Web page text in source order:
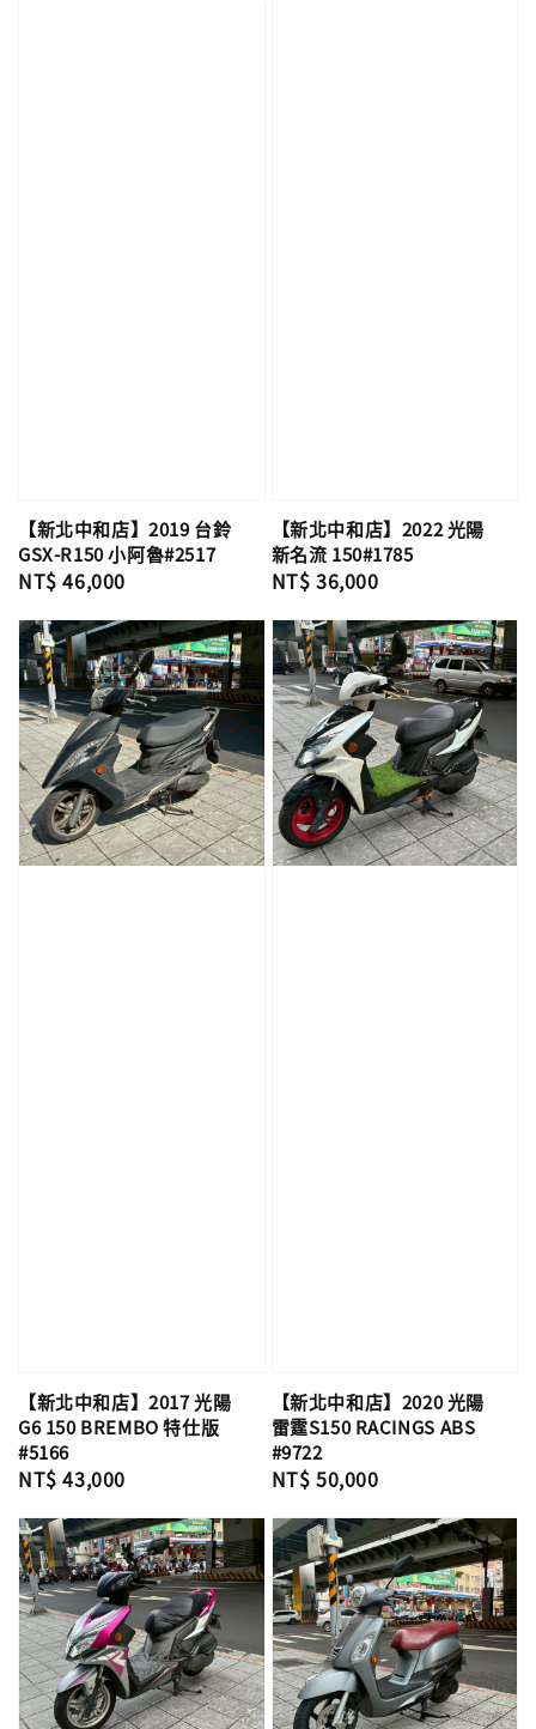
【新北中和店】2019 台鈴
GSX-R150 小阿魯#2517
Regular
NT$ 46,000
【新北中和店】2022 光陽
新名流 150#1785
Regular
NT$ 36,000
【新北中和店】2017 光陽
G6 150 BREMBO 特仕版
#5166
Regular
NT$ 43,000
【新北中和店】2020 光陽
雷霆S150 RACINGS ABS
#9722
Regular
NT$ 50,000